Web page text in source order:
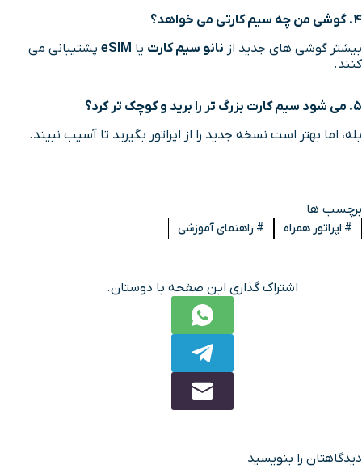
۴. گوشی من چه سیم کارتی می خواهد؟
بیشتر گوشی های جدید از نانو سیم کارت یا eSIM پشتیبانی می
کنند.
۵. می شود سیم کارت بزرگ تر را برید و کوچک تر کرد؟
بله، اما بهتر است نسخه جدید را از اپراتور بگیرید تا آسیب نبیند.
برچسب ها
# اپراتور همراه # راهنمای آموزشی
اشتراک گذاری این صفحه با دوستان.
دیدگاهتان را بنویسید